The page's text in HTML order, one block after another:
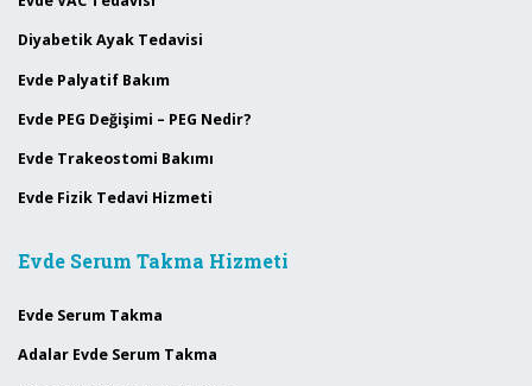
Diyabetik Ayak Tedavisi
Evde Palyatif Bakım
Evde PEG Değişimi – PEG Nedir?
Evde Trakeostomi Bakımı
Evde Fizik Tedavi Hizmeti
Evde Serum Takma Hizmeti
Evde Serum Takma
Adalar Evde Serum Takma